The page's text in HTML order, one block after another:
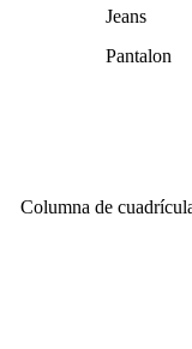
Jeans
Pantalon
Columna de